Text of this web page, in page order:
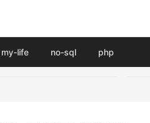
my-life no-sql php